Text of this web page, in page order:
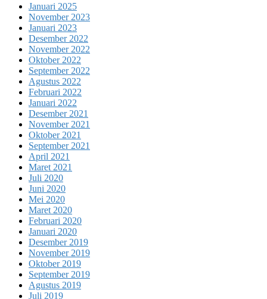
Januari 2025
November 2023
Januari 2023
Desember 2022
November 2022
Oktober 2022
September 2022
Agustus 2022
Februari 2022
Januari 2022
Desember 2021
November 2021
Oktober 2021
September 2021
April 2021
Maret 2021
Juli 2020
Juni 2020
Mei 2020
Maret 2020
Februari 2020
Januari 2020
Desember 2019
November 2019
Oktober 2019
September 2019
Agustus 2019
Juli 2019